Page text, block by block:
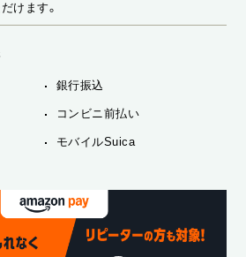
けます。
銀行振込
コンビニ前払い
モバイルSuica